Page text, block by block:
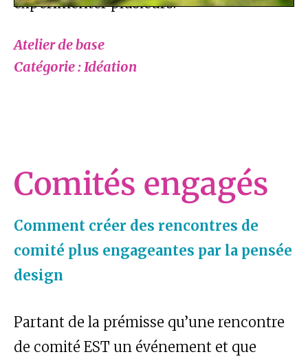
Atelier de base
Catégorie : Idéation
Comités engagés
Comment créer des rencontres de
comité plus engageantes par la pensée
design
Partant de la prémisse qu’une rencontre
de comité EST un événement et que